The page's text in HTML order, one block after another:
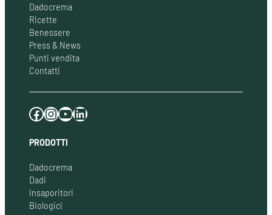
Dadocrema
Ricette
Benessere
Press & News
Punti vendita
Contatti
Facebook Instagram YouTube LinkedIn
PRODOTTI
Dadocrema
Dadi
Insaporitori
Biologici